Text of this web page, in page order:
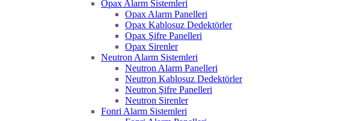
Opax Alarm Sistemleri
Opax Alarm Panelleri
Opax Kablosuz Dedektörler
Opax Şifre Panelleri
Opax Sirenler
Neutron Alarm Sistemleri
Neutron Alarm Panelleri
Neutron Kablosuz Dedektörler
Neutron Şifre Panelleri
Neutron Sirenler
Fonri Alarm Sistemleri